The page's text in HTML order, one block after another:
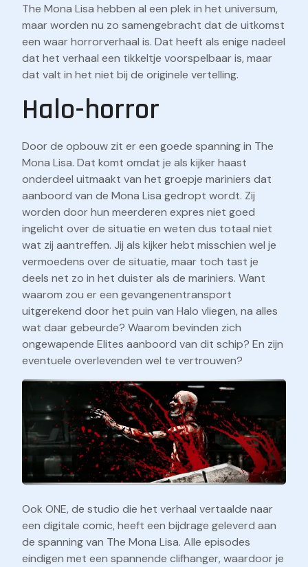
The Mona Lisa hebben al een plek in het universum,
maar worden nu zo samengebracht dat de uitkomst
een waar horrorverhaal is. Dat heeft als enige nadeel
dat het verhaal een tikkeltje voorspelbaar is, maar
dat valt in het niet bij de originele vertelling.
Halo-horror
Door de opbouw zit er een goede spanning in The
Mona Lisa. Dat komt omdat je als kijker haast
onderdeel uitmaakt van het groepje mariniers dat
aanboord van de Mona Lisa gedropt wordt. Zij
worden door hun meerderen expres niet goed
ingelicht over de situatie en weten dus totaal niet
wat zij aantreffen. Jij als kijker hebt misschien wel je
vermoedens over de situatie, maar toch tast je
deels net zo in het duister als de mariniers. Want
waarom zou er een gevangenentransport
uitgerekend door het puin van Halo vliegen, na alles
wat daar gebeurde? Waarom bevinden zich
ongewapende Elites aanboord van dit schip? En zijn
eventuele overlevenden wel te vertrouwen?
Ook ONE, de studio die het verhaal vertaalde naar
een digitale comic, heeft een bijdrage geleverd aan
de spanning van The Mona Lisa. Alle episodes
eindigen met een spannende clifhanger, waardoor je